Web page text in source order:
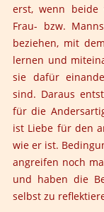
erst, wenn beide
Frau- bzw.
beziehen, mit
lernen und
sie dafür
sind. Daraus
für die
ist Liebe für den
wie er ist.
angreifen noch
und haben die
selbst zu